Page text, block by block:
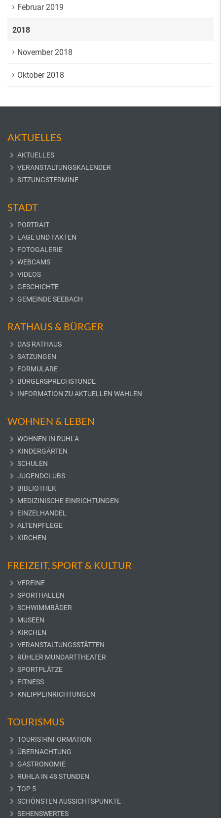
Februar 2019
2018
November 2018
Oktober 2018
AKTUELLES
AKTUELLES
VERANSTALTUNGSKALENDER
SITZUNGSTERMINE
STADT
PORTRAIT
LAGE UND FAKTEN
FOTOGALERIE
WEBCAMS
VIDEOS
GESCHICHTE
GEMEINDE SEEBACH
RATHAUS & BÜRGER
DAS RATHAUS
SATZUNGEN
FORMULARE
BÜRGERSPRECHSTUNDE
INFORMATION ZU AKTUELLEN WAHLEN
WOHNEN & LEBEN
WOHNEN IN RUHLA
KINDERGÄRTEN
SCHULEN
JUGENDCLUBS
BIBLIOTHEK
MEDIZINISCHE EINRICHTUNGEN
EINZELHANDEL
ALTENPFLEGE
KIRCHEN
FREIZEIT, SPORT & KULTUR
VEREINE
SPORTHALLEN
SCHWIMMBÄDER
MUSEEN
KIRCHEN
VERANSTALTUNGSSTÄTTEN
RÜHLER MUNDARTTHEATER
SPORTPLÄTZE
FITNESS
KNEIPPEINRICHTUNGEN
TOURISMUS
TOURIST-INFORMATION
ÜBERNACHTUNG
GASTRONOMIE
RUHLA IN 48 STUNDEN
TOP 5
SCHÖNSTEN AUSSICHTSPUNKTE
SEHENSWERTES